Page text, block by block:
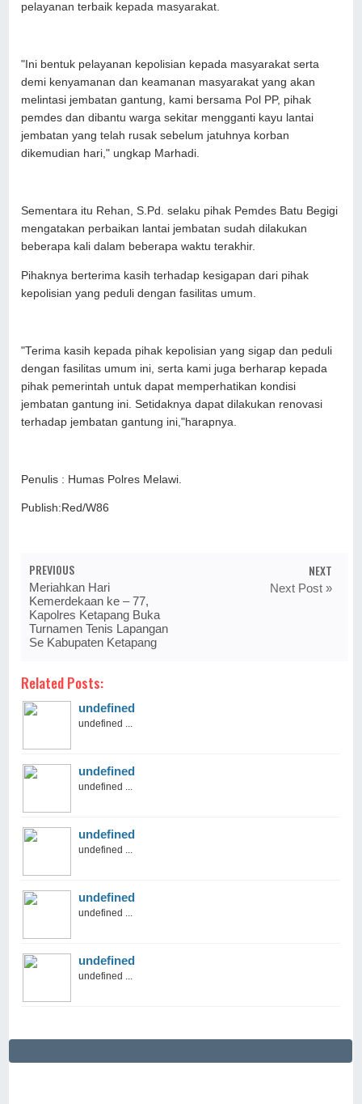
pelayanan terbaik kepada masyarakat.
"Ini bentuk pelayanan kepolisian kepada masyarakat serta
demi kenyamanan dan keamanan masyarakat yang akan
melintasi jembatan gantung, kami bersama Pol PP, pihak
pemdes dan dibantu warga sekitar mengganti kayu lantai
jembatan yang telah rusak sebelum jatuhnya korban
dikemudian hari," ungkap Marhadi.
Sementara itu Rehan, S.Pd. selaku pihak Pemdes Batu Begigi
mengatakan perbaikan lantai jembatan sudah dilakukan
beberapa kali dalam beberapa waktu terakhir.
Pihaknya berterima kasih terhadap kesigapan dari pihak
kepolisian yang peduli dengan fasilitas umum.
"Terima kasih kepada pihak kepolisian yang sigap dan peduli
dengan fasilitas umum ini, serta kami juga berharap kepada
pihak pemerintah untuk dapat memperhatikan kondisi
jembatan gantung ini. Setidaknya dapat dilakukan renovasi
terhadap jembatan gantung ini,"harapnya.
Penulis : Humas Polres Melawi.
Publish:Red/W86
PREVIOUS
Meriahkan Hari
Kemerdekaan ke – 77,
Kapolres Ketapang Buka
Turnamen Tenis Lapangan
Se Kabupaten Ketapang
NEXT
Next Post »
Related Posts:
undefined
undefined ...
undefined
undefined ...
undefined
undefined ...
undefined
undefined ...
undefined
undefined ...